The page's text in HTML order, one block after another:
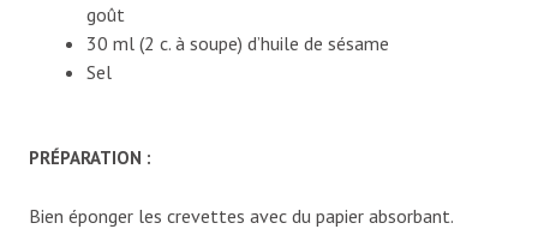
goût
30 ml (2 c. à soupe) d’huile de sésame
Sel
PRÉPARATION :
Bien éponger les crevettes avec du papier absorbant.